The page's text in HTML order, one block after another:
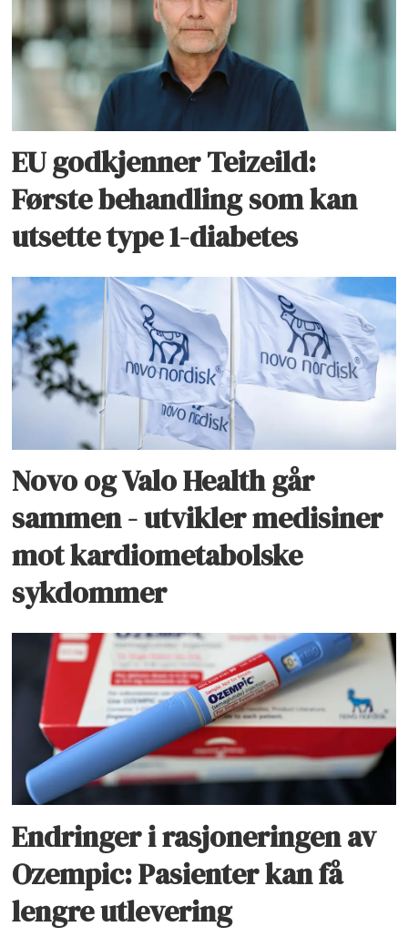
EU godkjenner Teizeild:
Første behandling som kan
utsette type 1-diabetes
Novo og Valo Health går
sammen - utvikler medisiner
mot kardiometabolske
sykdommer
Endringer i rasjoneringen av
Ozempic: Pasienter kan få
lengre utlevering